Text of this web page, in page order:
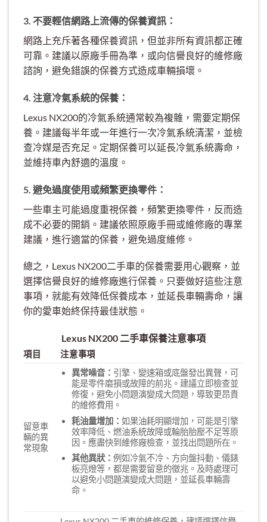
3. 不要輕信網路上流傳的保養資訊：
網路上充斥著各種保養資訊，但並非所有資訊都正確
可靠。建議以原廠手冊為準，或向信譽良好的維修廠
諮詢，避免錯誤的保養方式造成車輛損壞。
4. 注意冷氣系統的保養：
Lexus NX200的冷氣系統通常較為複雜，需要定期保
養。建議每半年或一年進行一次冷氣系統清潔，並檢
查冷媒是否充足。定期保養可以延長冷氣系統壽命，
並維持車內舒適的溫度。
5. 避免過度使用或頻繁更換零件：
一些車主可能過度重視保養，頻繁更換零件，反而造
成不必要的開銷。建議依照原廠手冊或維修廠的專業
建議，進行適當的保養，避免過度維修。
總之，Lexus NX200二手車的保養需要用心觀察，並
選擇信譽良好的維修廠進行保養。只要做好這些注意
事項，就能有效降低保養成本，並延長車輛壽命，讓
你的愛車始終保持最佳狀態。
Lexus NX200 二手車保養注意事項
項目 注意事項
留意車
輛的異
常現象
異常噪音： 引擎、變速箱或底盤發出異聲，可
能是零件磨損或故障的前兆。建議立即檢查並
修復，避免小問題演變成大問題，導致更昂貴
的維修費用。
耗油量增加： 如果油耗明顯增加，可能是引擎
效率降低、燃油系統故障或輪胎胎壓不足等原
因。應盡快到維修廠檢查，並找出問題所在。
其他異狀： 例如冷氣不冷、方向盤抖動、儀錶
板亮燈等，都是需要留意的徵兆。及時處理可
以避免小問題演變成大問題，並延長車輛壽
命。